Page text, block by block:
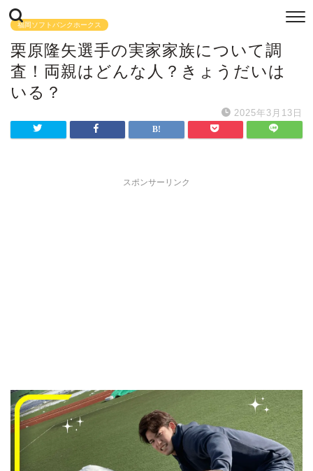
福岡ソフトバンクホークス
栗原隆矢選手の実家家族について調
査！両親はどんな人？きょうだいは
いる？
2025年3月13日
スポンサーリンク